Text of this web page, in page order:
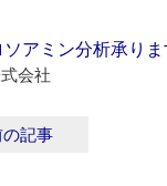
ソアミン分析承り
会社
の記事